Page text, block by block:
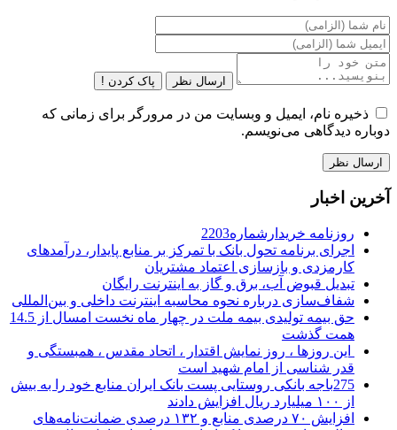
ارسال نظر پاک کردن !
ذخیره نام، ایمیل و وبسایت من در مرورگر برای زمانی که
دوباره دیدگاهی می‌نویسم.
آخرین اخبار
روزنامه خریدارشماره2203
اجرای برنامه تحول بانک با تمرکز بر منابع پایدار، درآمدهای
کارمزدی و بازسازی اعتماد مشتریان
تبدیل قبوض آب، برق و گاز به اینترنت رایگان
شفاف‌سازی درباره نحوه محاسبه اینترنت داخلی و بین‌المللی
حق بیمه تولیدی بیمه ملت در چهار ماه نخست امسال از 14.5
همت گذشت
این روزها ، روز نمایش اقتدار ، اتحاد مقدس ، همبستگی و
قدر شناسی از امام شهید است
275باجه بانکی روستایی پست بانک ایران منابع خود را به بیش
از ۱۰۰ میلیارد ریال افزایش دادند
افزایش ۷۰ درصدی منابع و ۱۳۲ درصدی ضمانت‌نامه‌های